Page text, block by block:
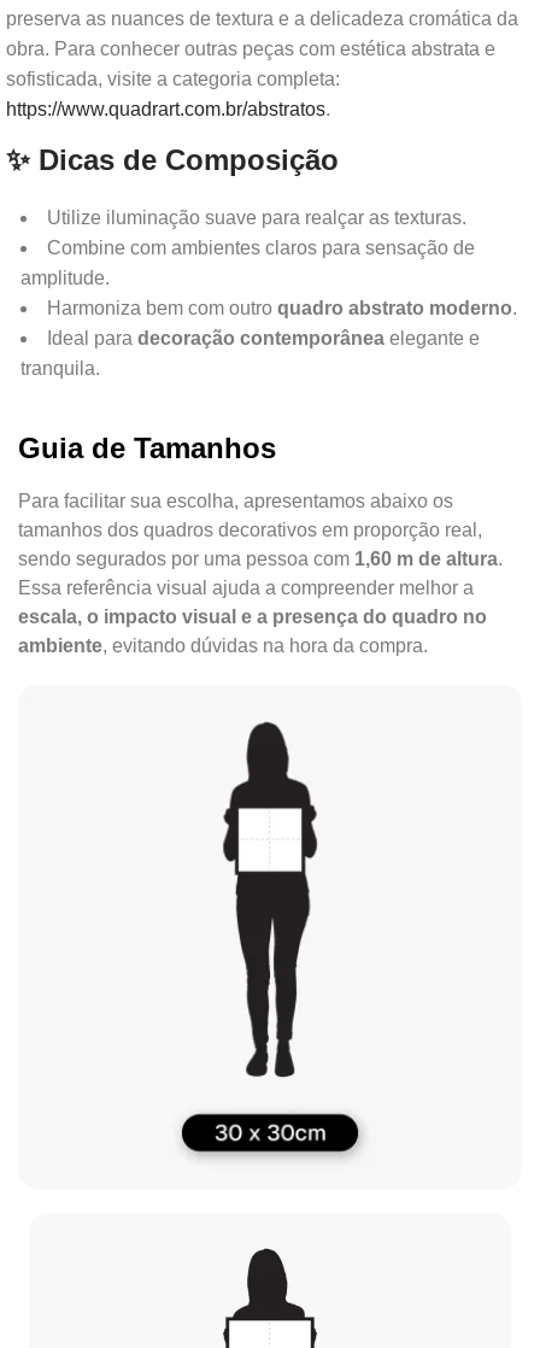
preserva as nuances de textura e a delicadeza cromática da
obra. Para conhecer outras peças com estética abstrata e
sofisticada, visite a categoria completa:
https://www.quadrart.com.br/abstratos.
✨ Dicas de Composição
Utilize iluminação suave para realçar as texturas.
Combine com ambientes claros para sensação de
amplitude.
Harmoniza bem com outro quadro abstrato moderno.
Ideal para decoração contemporânea elegante e
tranquila.
Guia de Tamanhos
Para facilitar sua escolha, apresentamos abaixo os
tamanhos dos quadros decorativos em proporção real,
sendo segurados por uma pessoa com 1,60 m de altura.
Essa referência visual ajuda a compreender melhor a
escala, o impacto visual e a presença do quadro no
ambiente, evitando dúvidas na hora da compra.